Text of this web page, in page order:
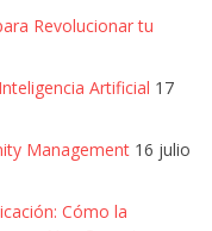
Revolucionar tu
Artificial 17
Management 16 julio
Cómo la